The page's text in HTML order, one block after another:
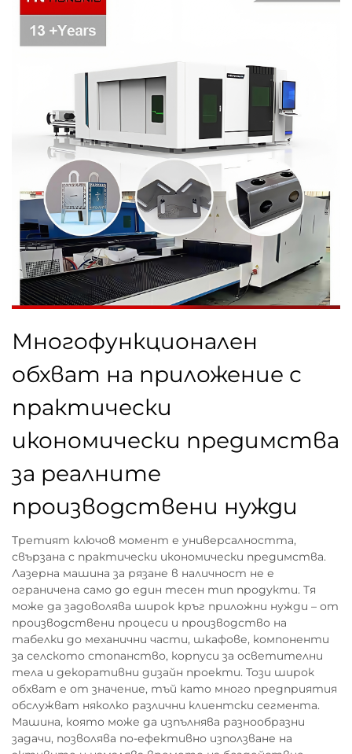
Многофункционален
обхват на приложение с
практически
икономически предимства
за реалните
производствени нужди
Третият ключов момент е универсалността,
свързана с практически икономически предимства.
Лазерна машина за рязане в наличност не е
ограничена само до един тесен тип продукти. Тя
може да задоволява широк кръг приложни нужди – от
производствени процеси и производство на
табелки до механични части, шкафове, компоненти
за селското стопанство, корпуси за осветителни
тела и декоративни дизайн проекти. Този широк
обхват е от значение, тъй като много предприятия
обслужват няколко различни клиентски сегмента.
Машина, която може да изпълнява разнообразни
задачи, позволява по-ефективно използване на